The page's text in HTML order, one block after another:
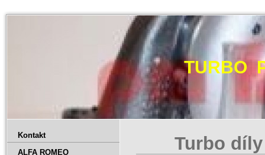
TURBO
Turbo díly
Kontakt
ALFA ROMEO